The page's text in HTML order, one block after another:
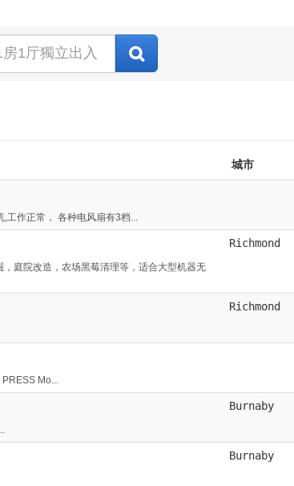
城市
作正常， 各种电风扇有3档...
庭院改造，农场黑莓清理等，适合大型机器无
Richmond
Richmond
Mo...
Burnaby
Burnaby